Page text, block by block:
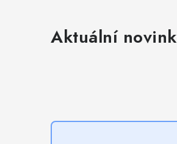
Aktuální